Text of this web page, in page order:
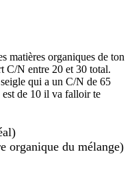
matières organiques de ton
C/N entre 20 et 30 total.
qui a un C/N de 65
de 10 il va falloir te
organique du mélange)